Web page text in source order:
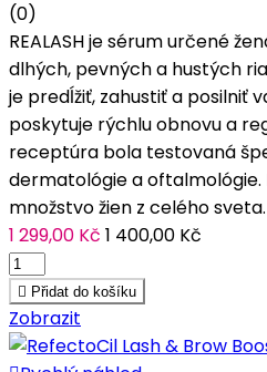
(0)
REALASH je sérum určené
dlhých, pevných a hustých
je predĺžiť, zahustiť a posilniť
poskytuje rýchlu obnovu a
receptúra bola testovaná
dermatológie a oftalmológie.
množstvo žien z celého sveta.
1 299,00 Kč 1 400,00 Kč
 Přidat do košíku
Zobrazit